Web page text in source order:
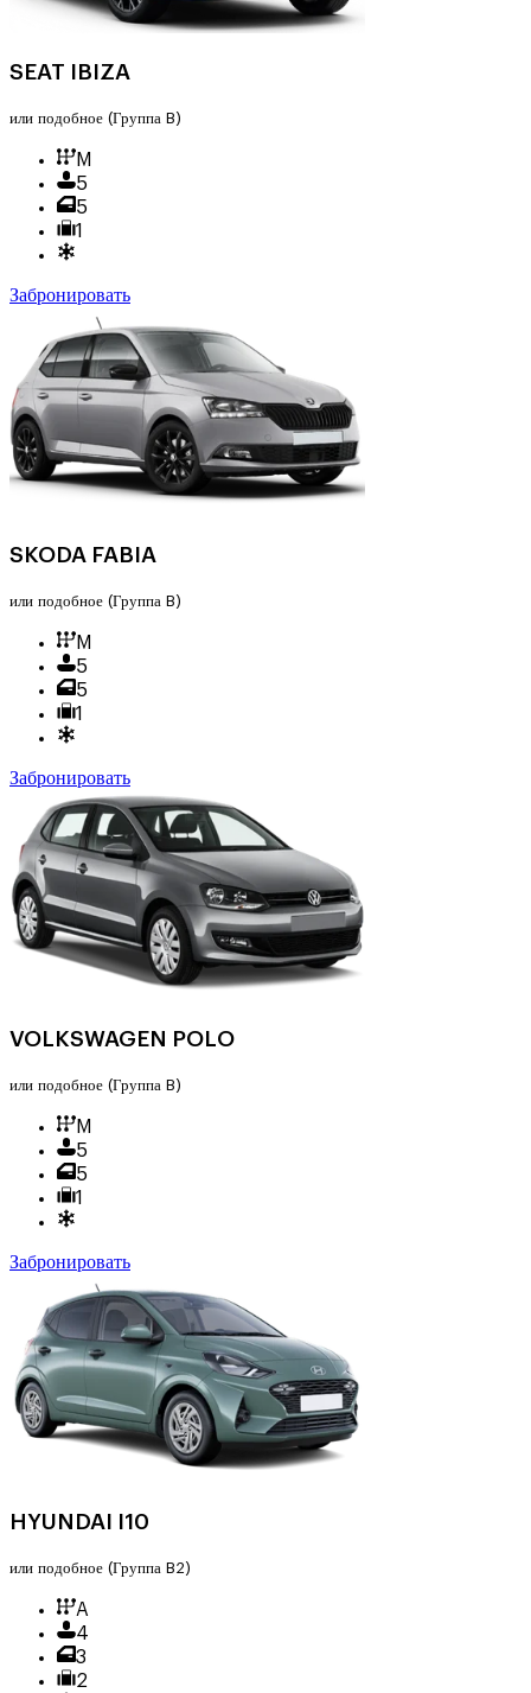
SEAT IBIZA
или подобное (Группа B)
M
5
5
1
Забронировать
SKODA FABIA
или подобное (Группа B)
M
5
5
1
Забронировать
VOLKSWAGEN POLO
или подобное (Группа B)
M
5
5
1
Забронировать
HYUNDAI I10
или подобное (Группа B2)
A
4
3
2